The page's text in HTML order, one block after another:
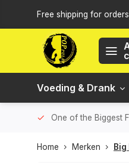
Free shipping for
Voeding & Drank
One of the Biggest
Home Merken Big